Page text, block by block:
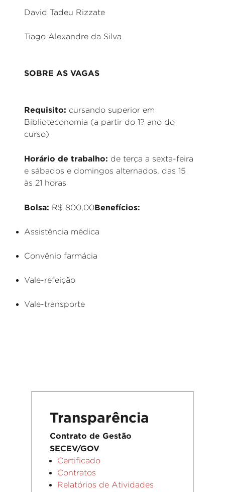
David Tadeu Rizzate
Tiago Alexandre da Silva
SOBRE AS VAGAS
Requisito: cursando superior em
Biblioteconomia (a partir do 1? ano do
curso)
Horário de trabalho: de terça a sexta-feira
e sábados e domingos alternados, das 15
às 21 horas
Bolsa: R$ 800,00Benefícios:
Assistência médica
Convênio farmácia
Vale-refeição
Vale-transporte
Transparência
Contrato de Gestão
SECEV/GOV
Certificado
Contratos
Relatórios de Atividades